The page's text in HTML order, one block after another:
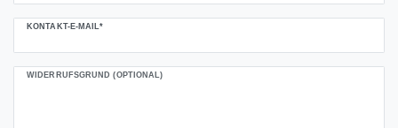
KONTAKT-E-MAIL*
WIDERRUFSGRUND (OPTIONAL)